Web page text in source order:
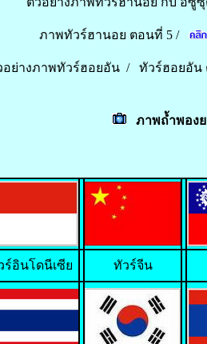
ภาพทัวร์ฮานอย ตอนที่ 5 /
อย่างภาพทัวร์ฮอยอัน / ทัวร์ฮอยอัน
ภาพถ้ำพอง
ร์อินโดนีเซีย ทัวร์จีน